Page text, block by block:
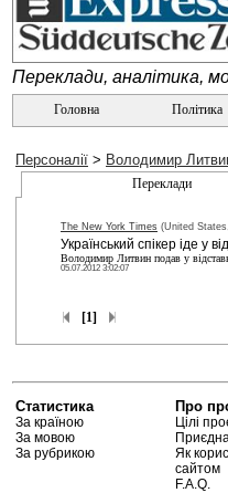
Переклади, аналітика,
Головна
Персоналії > Володимир
Переклади
The New York Times (United
Український спікер іде у
Володимир Литвин подав у
05.07.2012 3:02:07
[1]
Статистика
За країною
За мовою
За рубрикою
Про
Цілі
Як
сайтом
F.A.Q.